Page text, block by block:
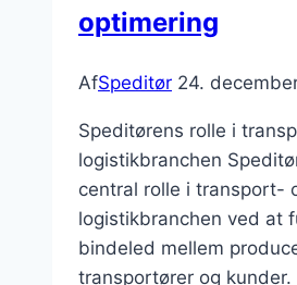
optimering
AfSpeditør 24.
Speditørens rolle i
logistikbranchen
central rolle i transport-
logistikbranchen ved at
bindeled mellem
transportører og kunder.